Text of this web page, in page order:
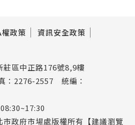
權政策
資訊安全政策
莊區中正路176號8,9樓
：2276-2557 統編：
政府市場處版權所有【建議瀏覽